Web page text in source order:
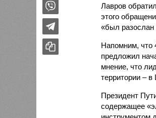
Лавров
этого
«был разослан
Напомним, что
предложил
мнение, что
территории –
Президент
содержащее